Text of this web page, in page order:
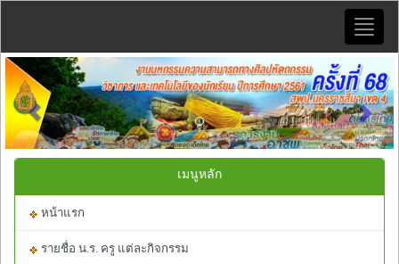
Toggle
Previous Next
เมนูหลัก
หน้าแรก
รายชื่อ น.ร. ครู แต่ละกิจกรรม